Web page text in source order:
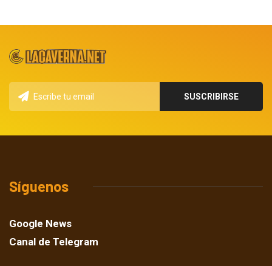
Síguenos
Google News
Canal de Telegram